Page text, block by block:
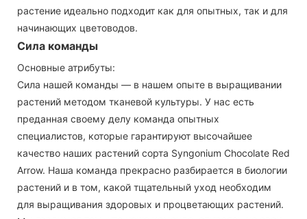
растение идеально подходит как для опытных, так и для
начинающих цветоводов.
Сила команды
Основные атрибуты:
Сила нашей команды — в нашем опыте в выращивании
растений методом тканевой культуры. У нас есть
преданная своему делу команда опытных
специалистов, которые гарантируют высочайшее
качество наших растений сорта Syngonium Chocolate Red
Arrow. Наша команда прекрасно разбирается в биологии
растений и в том, какой тщательный уход необходим
для выращивания здоровых и процветающих растений.